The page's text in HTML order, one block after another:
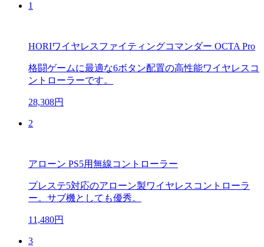
1
HORIワイヤレスファイティングコマンダー OCTA Pro
格闘ゲームに最適な6ボタン配置の高性能ワイヤレスコ
ントローラーです。
28,308円
2
アローン PS5用無線コントローラー
プレステ5対応のアローン製ワイヤレスコントローラ
ー。サブ機としても優秀。
11,480円
3